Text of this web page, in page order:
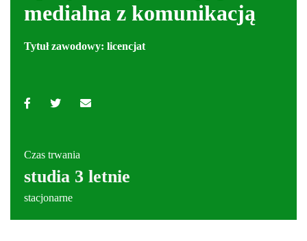
medialna z komunikacją
Tytuł zawodowy: licencjat
Czas trwania
studia 3 letnie
stacjonarne